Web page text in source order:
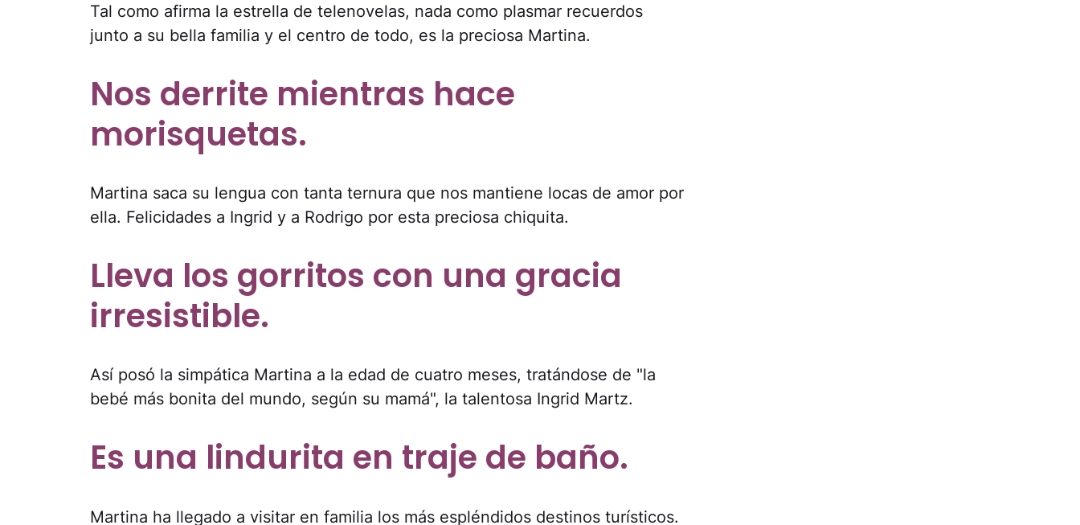
Tal como afirma la estrella de telenovelas, nada como plasmar recuerdos
junto a su bella familia y el centro de todo, es la preciosa Martina.
Nos derrite mientras hace
morisquetas.
Martina saca su lengua con tanta ternura que nos mantiene locas de amor por
ella. Felicidades a Ingrid y a Rodrigo por esta preciosa chiquita.
Lleva los gorritos con una gracia
irresistible.
Así posó la simpática Martina a la edad de cuatro meses, tratándose de "la
bebé más bonita del mundo, según su mamá", la talentosa Ingrid Martz.
Es una lindurita en traje de baño.
Martina ha llegado a visitar en familia los más espléndidos destinos turísticos.